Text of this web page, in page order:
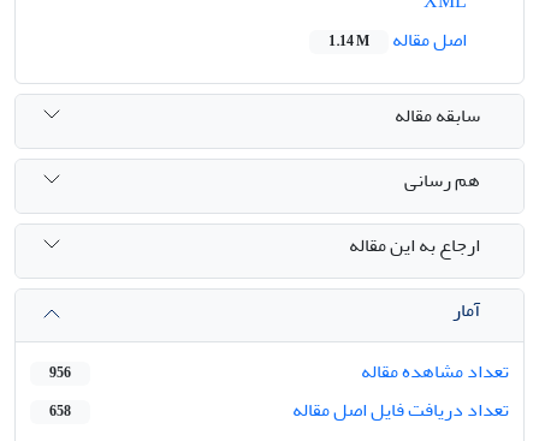
اصل مقاله
1.14 M
سابقه مقاله
هم رسانی
ارجاع به این مقاله
آمار
تعداد مشاهده مقاله
956
تعداد دریافت فایل اصل مقاله 658